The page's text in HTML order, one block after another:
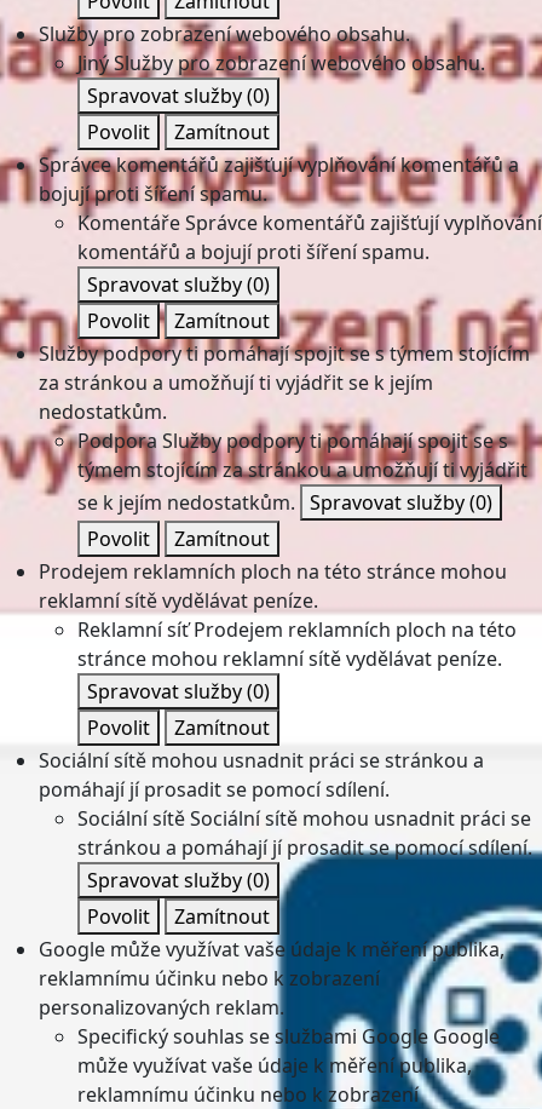
Služby pro zobrazení webového obsahu.
JinýSlužby pro zobrazení webového obsahu.
Spravovat služby(0)
Povolit
Zamítnout
Správce komentářů zajišťují vyplňování komentářů a
bojují proti šíření spamu.
KomentářeSprávce komentářů zajišťují vyplňování
komentářů a bojují proti šíření spamu.
Spravovat služby(0)
Povolit
Zamítnout
Služby podpory ti pomáhají spojit se s týmem stojícím
za stránkou a umožňují ti vyjádřit se k jejím
nedostatkům.
PodporaSlužby podpory ti pomáhají spojit se s
týmem stojícím za stránkou a umožňují ti vyjádřit
se k jejím nedostatkům. Spravovat služby(0)
Povolit
Zamítnout
Prodejem reklamních ploch na této stránce mohou
reklamní sítě vydělávat peníze.
Reklamní síť Prodejem reklamních ploch na této
stránce mohou reklamní sítě vydělávat peníze.
Spravovat služby(0)
Povolit
Zamítnout
Sociální sítě mohou usnadnit práci se stránkou a
pomáhají jí prosadit se pomocí sdílení.
Sociální sítěSociální sítě mohou usnadnit práci se
stránkou a pomáhají jí prosadit se pomocí sdílení.
Spravovat služby(0)
Povolit
Zamítnout
Google může využívat vaše údaje k měření publika,
reklamnímu účinku nebo k zobrazení
personalizovaných reklam.
Specifický souhlas se službami Google Google
může využívat vaše údaje k měření publika,
reklamnímu účinku nebo k zobrazení